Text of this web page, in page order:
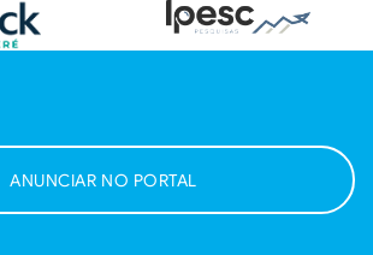
ANUNCIAR NO PORTAL